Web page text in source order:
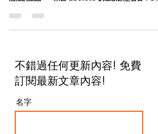
頂級神作」的野心之作。 幾乎複製經典？G7 與
種「像坦克一樣」的結構強度，以及極致精密的齒輪
制手感。 而 G7 的出現，幾乎是在說： 「如果我們用
同樣的設計語言、同樣的材料工藝，但把價格打下來
從外觀、比例、機構配置，到整體操作邏輯——G7 幾
乎完全站在 C1 的影子之中。但這並不是單純的模仿
不錯過任何更新內容! 免費
訂閱最新文章內容!
名字